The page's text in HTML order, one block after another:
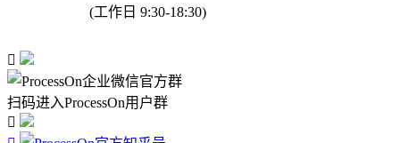
(工作日 9:30-18:30)

扫码进入ProcessOn用户群
